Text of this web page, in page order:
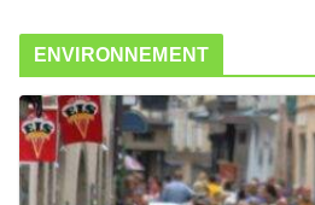
ENVIRONNEMENT